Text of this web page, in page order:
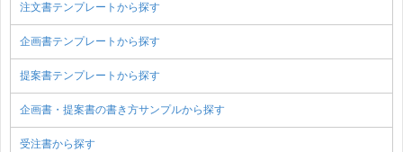
注文書テンプレートから探す
企画書テンプレートから探す
提案書テンプレートから探す
企画書・提案書の書き方サンプルから探す
受注書から探す